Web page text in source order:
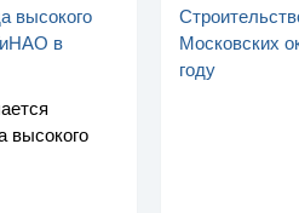
высокого
в
высокого
Московских
году